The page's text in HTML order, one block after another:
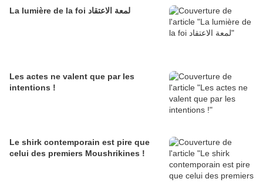
La lumière de la foi لمعة الاعتقاد
Les actes ne valent que par les
intentions !
Le shirk contemporain est pire que
celui des premiers Moushrikines !